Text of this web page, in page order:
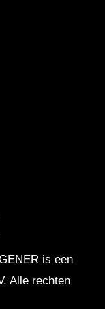
is een
Alle rechten